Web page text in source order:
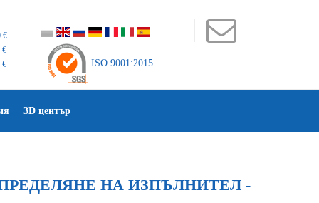
€
€
€
ISO 9001:2015
3D център
НА ИЗПЪЛНИТЕЛ -